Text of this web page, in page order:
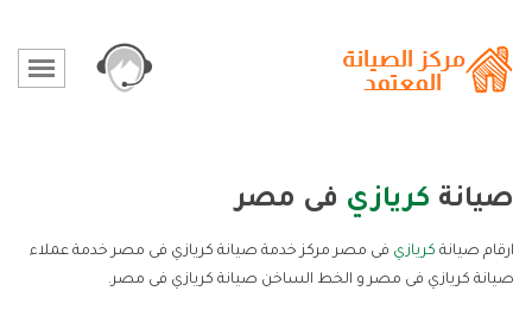
صيانة كريازي فى مصر
ارقام صيانة كريازي فى مصر مركز خدمة صيانة كريازي فى مصر خدمة عملاء
صيانة كريازي فى مصر و الخط الساخن صيانة كريازي فى مصر.